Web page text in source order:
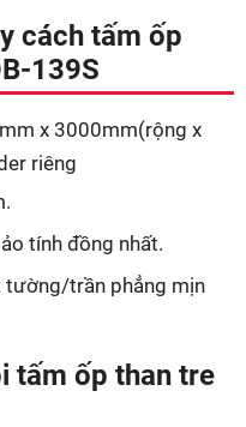
cách tấm ốp
139S
x 3000mm(rộng x
riêng
tính đồng nhất.
tường/trần phẳng mịn
tấm ốp than tre